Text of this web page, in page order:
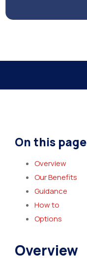
On this page
Overview
Our Benefits
Guidance
How to
Options
Overview